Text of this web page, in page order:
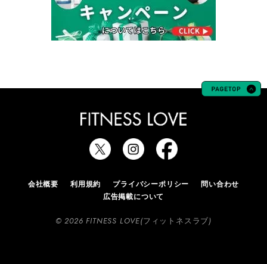
会社概要 利用規約 プライバシーポリシー
問い合わせ
広告掲載について
© 2026 FITNESS LOVE(フィットネスラブ)